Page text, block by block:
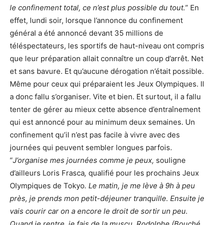
le confinement total, ce n’est plus possible du tout.” En
effet, lundi soir, lorsque l’annonce du confinement
général a été annoncé devant 35 millions de
téléspectateurs, les sportifs de haut-niveau ont compris
que leur préparation allait connaître un coup d’arrêt. Net
et sans bavure. Et qu’aucune dérogation n’était possible.
Même pour ceux qui préparaient les Jeux Olympiques. Il
a donc fallu s’organiser. Vite et bien. Et surtout, il a fallu
tenter de gérer au mieux cette absence d’entraînement
qui est annoncé pour au minimum deux semaines. Un
confinement qu’il n’est pas facile à vivre avec des
journées qui peuvent sembler longues parfois.
“J’organise mes journées comme je peux, souligne
d’ailleurs Loris Frasca, qualifié pour les prochains Jeux
Olympiques de Tokyo. Le matin, je me lève à 9h à peu
près, je prends mon petit-déjeuner tranquille. Ensuite je
vais courir car on a encore le droit de sortir un peu.